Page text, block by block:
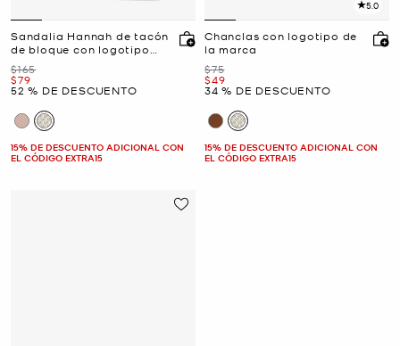
Sandalia Hannah de tacón
de bloque con logotipo
exclusivo
Era
$165
Ahora
$79
52 % DE DESCUENTO
15% DE DESCUENTO ADICIONAL CON
EL CÓDIGO EXTRA15
5.0
Chanclas con logotipo de
la marca
Era
$75
Ahora
$49
34 % DE DESCUENTO
15% DE DESCUENTO ADICIONAL CON
EL CÓDIGO EXTRA15